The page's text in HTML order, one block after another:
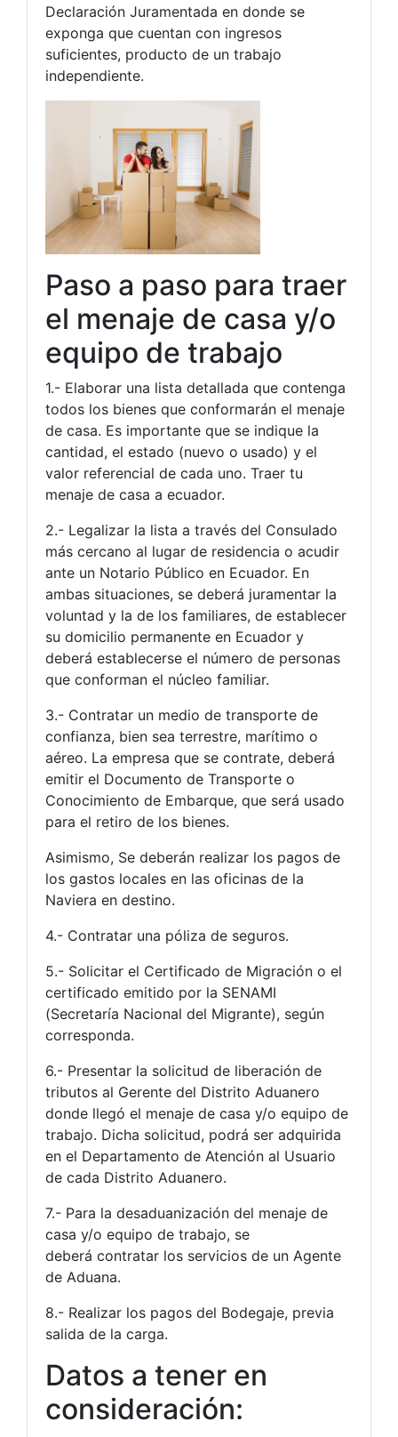
Declaración Juramentada en donde se
exponga que cuentan con ingresos
suficientes, producto de un trabajo
independiente.
Paso a paso para traer
el menaje de casa y/o
equipo de trabajo
1.- Elaborar una lista detallada que contenga
todos los bienes que conformarán el menaje
de casa. Es importante que se indique la
cantidad, el estado (nuevo o usado) y el
valor referencial de cada uno. Traer tu
menaje de casa a ecuador.
2.- Legalizar la lista a través del Consulado
más cercano al lugar de residencia o acudir
ante un Notario Público en Ecuador. En
ambas situaciones, se deberá juramentar la
voluntad y la de los familiares, de establecer
su domicilio permanente en Ecuador y
deberá establecerse el número de personas
que conforman el núcleo familiar.
3.- Contratar un medio de transporte de
confianza, bien sea terrestre, marítimo o
aéreo. La empresa que se contrate, deberá
emitir el Documento de Transporte o
Conocimiento de Embarque, que será usado
para el retiro de los bienes.
Asimismo, Se deberán realizar los pagos de
los gastos locales en las oficinas de la
Naviera en destino.
4.- Contratar una póliza de seguros.
5.- Solicitar el Certificado de Migración o el
certificado emitido por la SENAMI
(Secretaría Nacional del Migrante), según
corresponda.
6.- Presentar la solicitud de liberación de
tributos al Gerente del Distrito Aduanero
donde llegó el menaje de casa y/o equipo de
trabajo. Dicha solicitud, podrá ser adquirida
en el Departamento de Atención al Usuario
de cada Distrito Aduanero.
7.- Para la desaduanización del menaje de
casa y/o equipo de trabajo, se
deberá contratar los servicios de un Agente
de Aduana.
8.- Realizar los pagos del Bodegaje, previa
salida de la carga.
Datos a tener en
consideración: